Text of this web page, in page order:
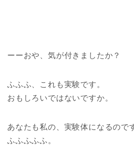
ーーおや、気が付きましたか？
ふふふ、これも実験です。
おもしろいではないですか。
あなたも私の、実験体になるので
ふふふふふ。